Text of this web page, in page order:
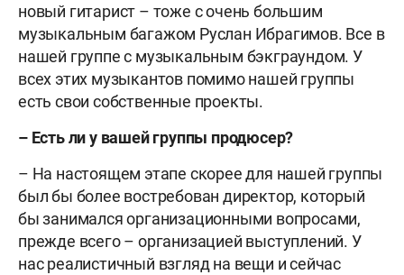
новый гитарист – тоже с очень большим
музыкальным багажом Руслан Ибрагимов. Все в
нашей группе с музыкальным бэкграундом. У
всех этих музыкантов помимо нашей группы
есть свои собственные проекты.
– Есть ли у вашей группы продюсер?
– На настоящем этапе скорее для нашей группы
был бы более востребован директор, который
бы занимался организационными вопросами,
прежде всего – организацией выступлений. У
нас реалистичный взгляд на вещи и сейчас